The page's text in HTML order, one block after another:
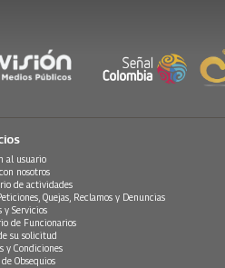
al usuario
nosotros
de actividades
Quejas, Reclamos y Denuncias
y Servicios
de Funcionarios
su solicitud
y Condiciones
Obsequios